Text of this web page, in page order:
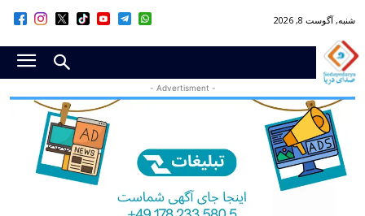
شنبه, آگوست 8, 2026
- Advertisment -